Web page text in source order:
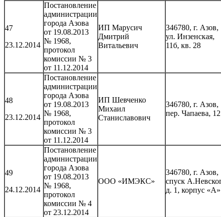
47
23.12.2014
Постановление
администрации
города Азова
от 19.08.2013
№ 1968,
протокол
комиссии № 3
от 11.12.2014
ИП Марусич
Дмитрий
Витальевич
346780, г. Азов,
ул. Инзенская,
11б, кв. 28
48
23.12.2014
Постановление
администрации
города Азова
от 19.08.2013
№ 1968,
протокол
комиссии № 3
от 11.12.2014
ИП Шевченко
Михаил
Станиславович
346780, г. Азов,
пер. Чапаева, 12
49
24.12.2014
Постановление
администрации
города Азова
от 19.08.2013
№ 1968,
протокол
комиссии № 4
от 23.12.2014
ООО «ИМЭКС»
346780, г. Азов,
спуск
д. 1, корпус «А»